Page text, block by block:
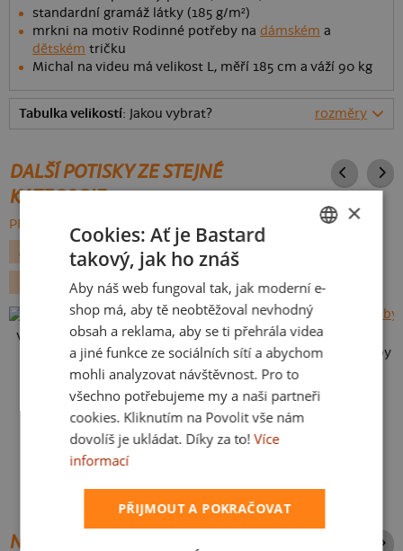
standardní gramáž látky (185 g/m²)
mrkni na motiv Rodinné potřeby na dámském a
dětském tričku
Michal na videu má velikost L, měří 185 cm a váží 90 kg
Tabulka velikostí: Jakou vybrat? rozměry
DALŠÍ POTISKY ZE STEJNÉ
KATEGORIE
PROCHÁZET VŠE:
ALKOHOL
PRO PÁRY VALENTÝN
DEN MATEK
DEN OTCŮ PRO RODINU
Vlastní potisk
Karikatura z vlastní fotky
NEJPRODÁVANĚJŠÍ POTISKY
SLOVAK
×
Cookies: Ať je Bastard
takový, jak ho znáš
Aby náš web fungoval tak, jak moderní e-
shop má, aby tě neobtěžoval nevhodný
obsah a reklama, aby se ti přehrála videa
a jiné funkce ze sociálních sítí a abychom
mohli analyzovat návštěvnost. Pro to
všechno potřebujeme my a naši partneři
cookies. Kliknutím na Povolit vše nám
dovolíš je ukládat. Díky za to! Více
informací
PŘIJMOUT A POKRAČOVAT